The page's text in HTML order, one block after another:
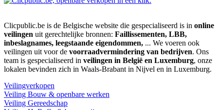
Clicpublic.be is de Belgische website die gespecialiseerd is in online
veilingen uit gerechtelijke bronnen: Faillissementen, LBB,
inbeslagnames, leegstaande eigendommen, ... We voeren ook
veilingen uit voor de voorraadvermindering van bedrijven. Ons
team is gespecialiseerd in veilingen in België en Luxemburg, onze
lokalen bevinden zich in Waals-Brabant in Nijvel en in Luxemburg.
Veilingverkopen
Veiling Bouw & openbare werken
Veiling Gereedschap